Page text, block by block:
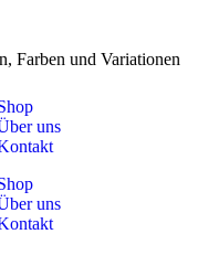
Farben und Variationen
uns
uns